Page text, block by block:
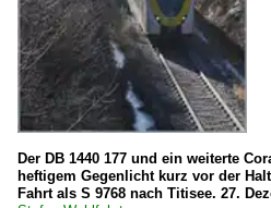
Der DB 1440 177 und ein weiterte
heftigem Gegenlicht kurz vor der
Fahrt als S 9768 nach Titisee. 27.